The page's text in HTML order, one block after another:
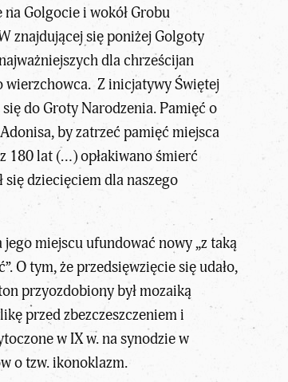
Golgocie i wokół Grobu
znajdującej się poniżej Golgoty
dla chrześcijan
wierzchowca. Z inicjatywy Świętej
do Groty Narodzenia. Pamięć o
by zatrzeć pamięć miejsca
180 lat (…) opłakiwano śmierć
się dziecięciem dla naszego
miejscu ufundować nowy „z taką
O tym, że przedsięwzięcie się udało,
przyozdobiony był mozaiką
przed zbezczeszczeniem i
w IX w. na synodzie w
o tzw. ikonoklazm.